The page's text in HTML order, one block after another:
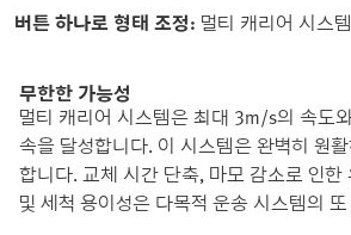
버튼 하나로 형태 조정: 멀티 캐리어 시스
무한한 가능성
멀티 캐리어 시스템은 최대 3m/s의 속도
속을 달성합니다. 이 시스템은 완벽히 원
합니다. 교체 시간 단축, 마모 감소로 인한
및 세척 용이성은 다목적 운송 시스템의